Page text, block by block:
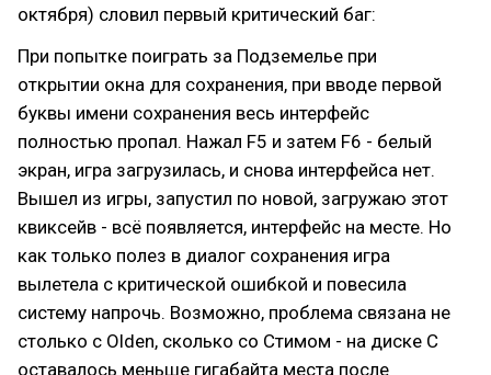
октября) словил первый критический баг:
При попытке поиграть за Подземелье при
открытии окна для сохранения, при вводе первой
буквы имени сохранения весь интерфейс
полностью пропал. Нажал F5 и затем F6 - белый
экран, игра загрузилась, и снова интерфейса нет.
Вышел из игры, запустил по новой, загружаю этот
квиксейв - всё появляется, интерфейс на месте. Но
как только полез в диалог сохранения игра
вылетела с критической ошибкой и повесила
систему напрочь. Возможно, проблема связана не
столько с Olden, сколько со Стимом - на диске С
оставалось меньше гигабайта места после